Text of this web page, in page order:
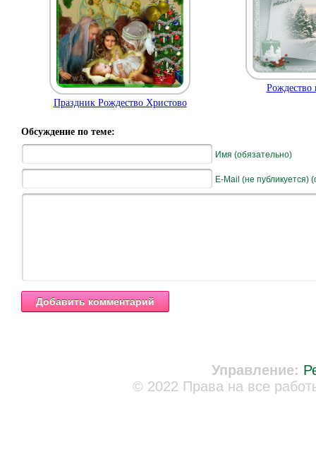
Праздник Рождество Христово
Рождество
Обсуждение по теме:
Имя (обязательно)
E-Mail (не публикуется)
Управление:
© 2022 Права на все